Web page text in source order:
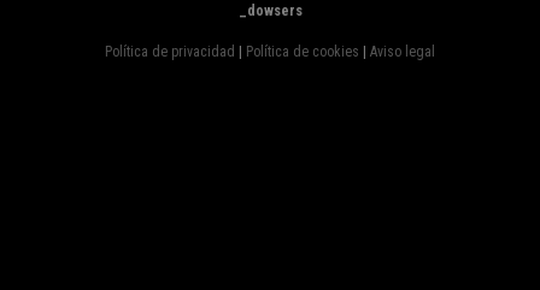
_dowsers
Política de privacidad | Política de cookies | Aviso legal